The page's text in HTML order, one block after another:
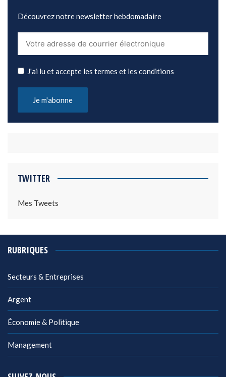
Découvrez notre newsletter hebdomadaire
J'ai lu et accepte les termes et les conditions
TWITTER
Mes Tweets
RUBRIQUES
Secteurs & Entreprises
Argent
Économie & Politique
Management